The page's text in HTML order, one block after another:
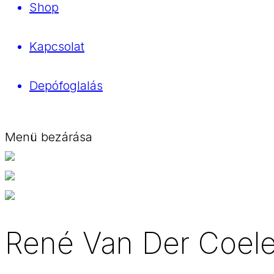
Shop
Kapcsolat
Depófoglalás
Menü bezárása
René Van Der